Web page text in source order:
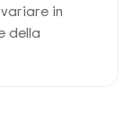
in
della